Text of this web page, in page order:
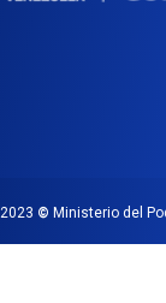
2023 © Ministerio del